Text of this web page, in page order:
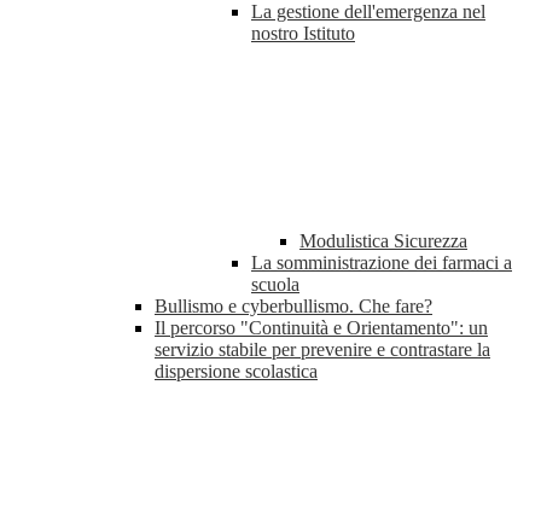
La gestione dell'emergenza nel
nostro Istituto
Modulistica Sicurezza
La somministrazione dei farmaci a
scuola
Bullismo e cyberbullismo. Che fare?
Il percorso "Continuità e Orientamento": un
servizio stabile per prevenire e contrastare la
dispersione scolastica